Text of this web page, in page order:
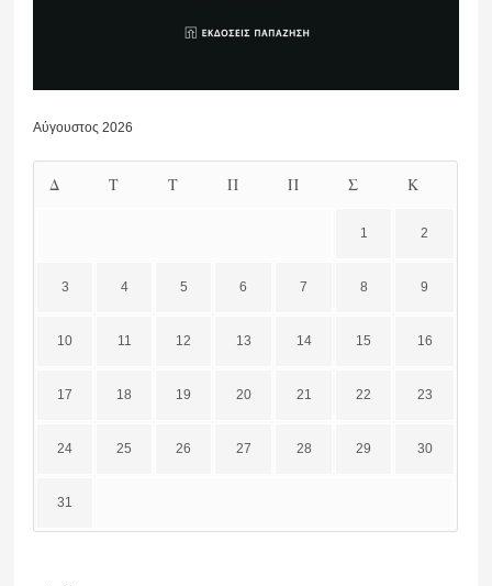
Αύγουστος 2026
Δ Τ Τ Π Π Σ Κ
1 2
3 4 5 6 7 8 9
10 11 12 13 14 15 16
17 18 19 20 21 22 23
24 25 26 27 28 29 30
31